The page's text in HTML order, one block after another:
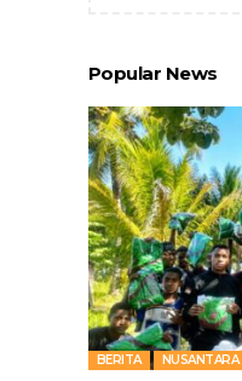
Popular News
BERITA NUSANTARA